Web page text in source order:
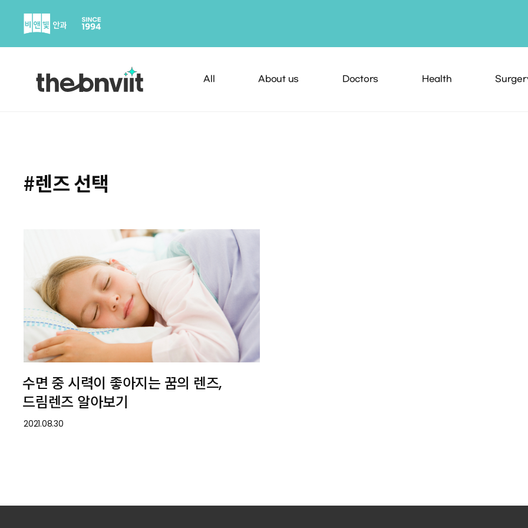
content
All About us Doctors Health
#렌즈 선택
수면 중 시력이 좋아지는 꿈의 렌즈,
드림렌즈 알아보기
2021.08.30